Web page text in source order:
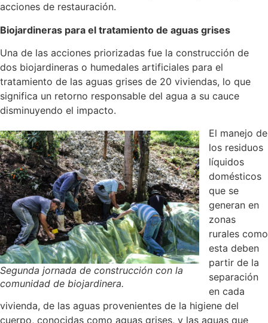
acciones de restauración.
Biojardineras para el tratamiento de aguas grises
Una de las acciones priorizadas fue la construcción de
dos biojardineras o humedales artificiales para el
tratamiento de las aguas grises de 20 viviendas, lo que
significa un retorno responsable del agua a su cauce
disminuyendo el impacto.
Segunda jornada de construcción con la
comunidad de biojardinera.
El manejo de
los residuos
líquidos
domésticos
que se
generan en
zonas
rurales como
esta deben
partir de la
separación
en cada
vivienda, de las aguas provenientes de la higiene del
cuerpo, conocidas como aguas grises, y las aguas que